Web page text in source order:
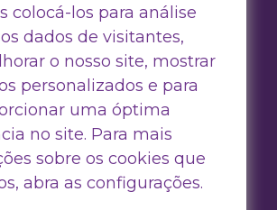
colocá-los para análise
dados de visitantes,
o nosso site, mostrar
personalizados e para
uma óptima
no site. Para mais
sobre os cookies que
abra as configurações.